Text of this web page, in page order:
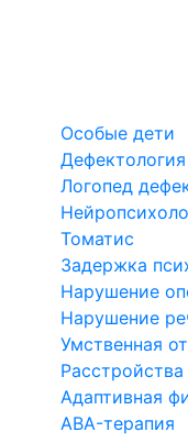
Особые дети
Дефектология
Логопед
Томатис
Задержка
Нарушение
Нарушение
Умственная
Адаптивная
ABA-терапия